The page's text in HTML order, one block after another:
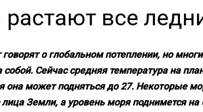
растают все
говорят о глобальном потеплении, но
собой. Сейчас средняя температура на
она может подняться до 27. Некоторые
лица Земли, а уровень моря поднимется